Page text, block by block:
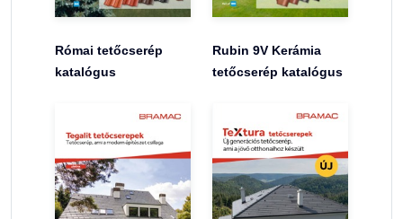
Római tetőcserép
katalógus
Rubin 9V Kerámia
tetőcserép katalógus